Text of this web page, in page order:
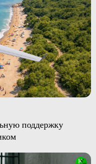
поддержку